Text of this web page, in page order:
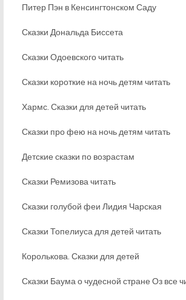
Питер Пэн в Кенсингтонском Саду
Сказки Дональда Биссета
Сказки Одоевского читать
Сказки короткие на ночь детям читать
Хармс. Сказки для детей читать
Сказки про фею на ночь детям читать
Детские сказки по возрастам
Сказки Ремизова читать
Сказки голубой феи Лидия Чарская
Сказки Топелиуса для детей читать
Королькова. Сказки для детей
Сказки Баума о чудесной стране Оз все